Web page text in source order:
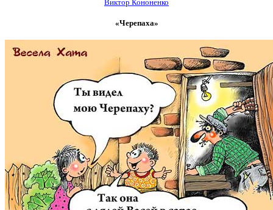
Виктор Кононенко
«Черепаха»